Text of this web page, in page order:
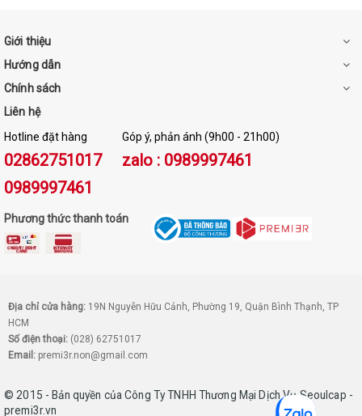
Giới thiệu
Hướng dẫn
Chính sách
Liên hệ
Hotline đặt hàng
02862751017
0989997461
Góp ý, phản ánh (9h00 - 21h00)
zalo : 0989997461
Phương thức thanh toán
Địa chỉ cửa hàng: 19N Nguyễn Hữu Cảnh, Phường 19, Quận Bình Thạnh, TP
HCM
Số điện thoại: (028) 62751017
Email: premi3r.non@gmail.com
© 2015 - Bản quyền của Công Ty TNHH Thương Mại Dịch Vụ Seoulcap -
premi3r.vn